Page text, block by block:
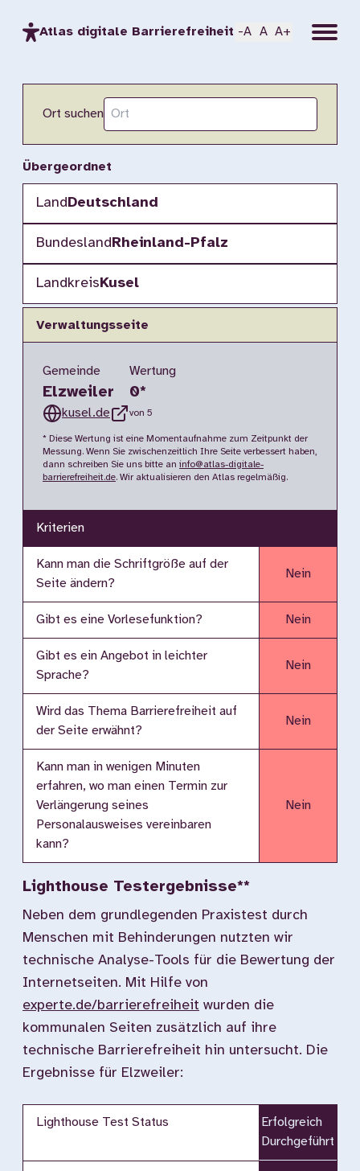
Atlas digitale Barrierefreiheit -A A A+ Menu
Ort suchen
Übergeordnet
LandDeutschland
BundeslandRheinland-Pfalz
LandkreisKusel
Verwaltungsseite
Gemeinde
Elzweiler
kusel.de
Wertung
0*
von 5
* Diese Wertung ist eine Momentaufnahme zum Zeitpunkt der
Messung. Wenn Sie zwischenzeitlich Ihre Seite verbessert haben,
dann schreiben Sie uns bitte an info@atlas-digitale-
barrierefreiheit.de. Wir aktualisieren den Atlas regelmäßig.
Kriterien
Kann man die Schriftgröße auf der
Seite ändern?
Nein
Gibt es eine Vorlesefunktion? Nein
Gibt es ein Angebot in leichter
Sprache?
Nein
Wird das Thema Barrierefreiheit auf
der Seite erwähnt?
Nein
Kann man in wenigen Minuten
erfahren, wo man einen Termin zur
Verlängerung seines
Personalausweises vereinbaren
kann?
Nein
Lighthouse Testergebnisse**
Neben dem grundlegenden Praxistest durch
Menschen mit Behinderungen nutzten wir
technische Analyse-Tools für die Bewertung der
Internetseiten. Mit Hilfe von
experte.de/barrierefreiheit wurden die
kommunalen Seiten zusätzlich auf ihre
technische Barrierefreiheit hin untersucht. Die
Ergebnisse für Elzweiler:
Lighthouse Test Status
Erfolgreich
Durchgeführt